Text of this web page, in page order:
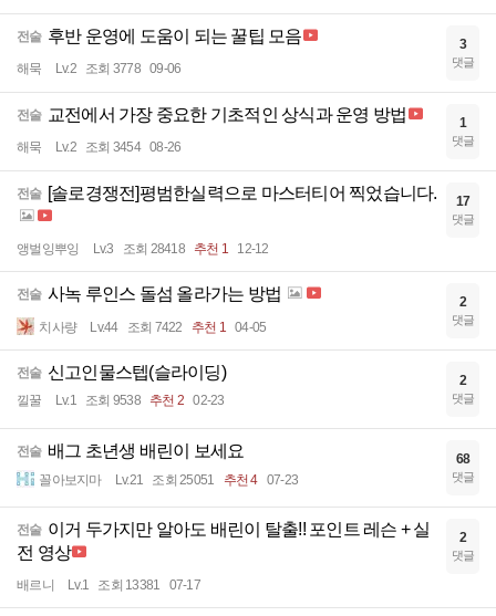
전술 후반 운영에 도움이 되는 꿀팁 모음
해묵 Lv.2 조회 3778 09-06
3
댓글
전술 교전에서 가장 중요한 기초적인 상식과 운영 방법
해묵 Lv.2 조회 3454 08-26
1
댓글
전술 [솔로경쟁전]평범한실력으로 마스터티어 찍었습니다.
앵벌잉뿌잉 Lv.3 조회 28418 추천 1 12-12
17
댓글
전술 사녹 루인스 돌섬 올라가는 방법
치사량 Lv.44 조회 7422 추천 1 04-05
2
댓글
전술 신고인물스텝(슬라이딩)
낄꿀 Lv.1 조회 9538 추천 2 02-23
2
댓글
전술 배그 초년생 배린이 보세요
꼴아보지마 Lv.21 조회 25051 추천 4 07-23
68
댓글
전술 이거 두가지만 알아도 배린이 탈출!! 포인트 레슨 + 실
전 영상
배르니 Lv.1 조회 13381 07-17
2
댓글